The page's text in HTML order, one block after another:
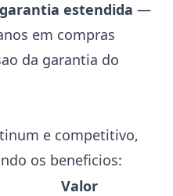
estendida —
em compras
da garantia do
e competitivo,
os beneficios:
Valor